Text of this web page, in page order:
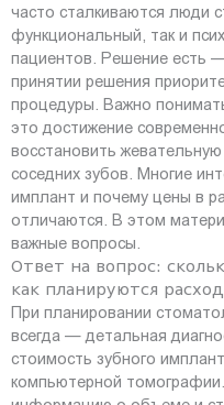
часто сталкиваются люди
функциональный, так и
пациентов. Решение есть
принятии решения
процедуры. Важно
это достижение
восстановить
соседних зубов. Многие
имплант и почему цены в
отличаются. В этом
важные вопросы.
Ответ на вопрос:
как планируются
При планировании
всегда — детальная
стоимость зубного
компьютерной